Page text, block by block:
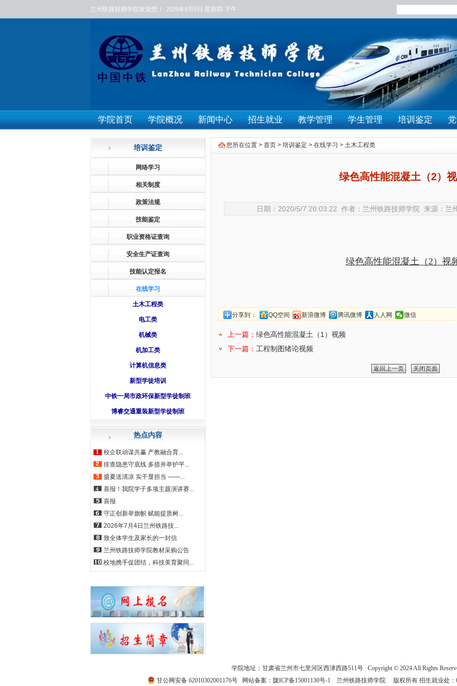
兰州铁路技师学院欢迎您！ 2026年8月6日 星期四 下午
学院首页 学院概况 新闻中心 招生就业 教学管理 学生管理 培训鉴定
培训鉴定
网络学习
相关制度
政策法规
技能鉴定
职业资格证查询
安全生产证查询
技能认定报名
在线学习
土木工程类
电工类
机械类
机加工类
计算机信息类
新型学徒培训
中铁一局市政环保新型学徒制班
博睿交通重装新型学徒制班
热点内容
校企联动谋共赢 产教融合育...
排查隐患守底线 多措并举护平...
盛夏送清凉 实干显担当 ——...
喜报！我院学子多项主题演讲赛...
喜报
守正创新举旗帜 赋能提质树...
2026年7月4日兰州铁路技...
致全体学生及家长的一封信
兰州铁路技师学院教材采购公告
校地携手促团结，科技美育聚同...
您所在位置 > 首页 > 培训鉴定 > 在线学习 > 土木工程类
绿色高性能混凝土（2）
日期：2020/5/7 20:03:22 作者：兰州铁路技师学院 来源：
绿色高性能混凝土（2）视
分享到： QQ空间 新浪微博 腾讯微博 人人网 微信
上一篇：绿色高性能混凝土（1）视频
下一篇： 工程制图绪论视频
返回上一页 关闭页面
学院地址：甘肃省兰州市七里河区西津西路511号 Copyright © 2024 All Rights
甘公网安备 62010302001176号 网站备案： 陇ICP备15001130号-1 兰州铁路技师学院 版权所有 招生就业处：